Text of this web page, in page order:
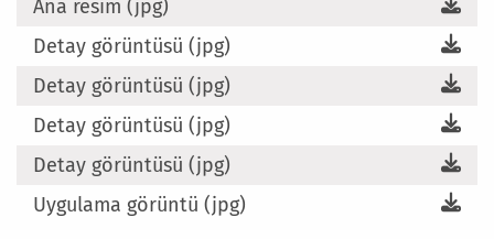
Ana resim (jpg)
Detay görüntüsü (jpg)
Detay görüntüsü (jpg)
Detay görüntüsü (jpg)
Detay görüntüsü (jpg)
Uygulama görüntü (jpg)